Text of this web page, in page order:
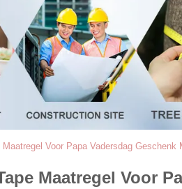
Voor Papa Vadersdag
Maatregel Voor